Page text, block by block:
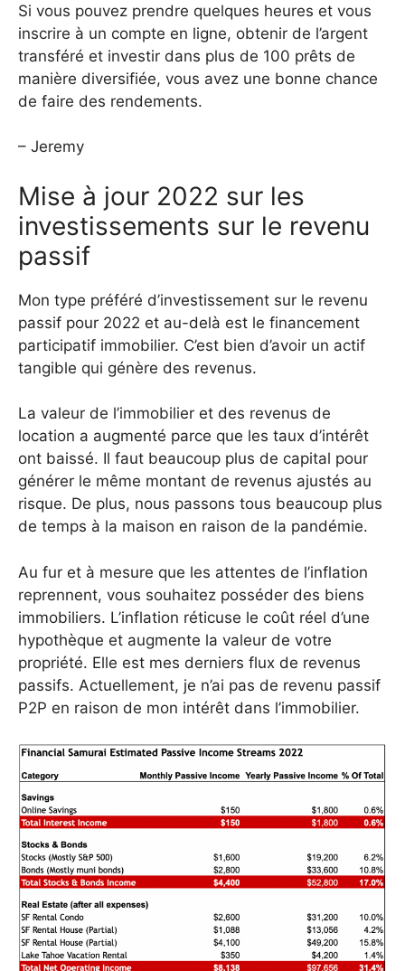
Si vous pouvez prendre quelques heures et vous
inscrire à un compte en ligne, obtenir de l’argent
transféré et investir dans plus de 100 prêts de
manière diversifiée, vous avez une bonne chance
de faire des rendements.
– Jeremy
Mise à jour 2022 sur les
investissements sur le revenu
passif
Mon type préféré d’investissement sur le revenu
passif pour 2022 et au-delà est le financement
participatif immobilier. C’est bien d’avoir un actif
tangible qui génère des revenus.
La valeur de l’immobilier et des revenus de
location a augmenté parce que les taux d’intérêt
ont baissé. Il faut beaucoup plus de capital pour
générer le même montant de revenus ajustés au
risque. De plus, nous passons tous beaucoup plus
de temps à la maison en raison de la pandémie.
Au fur et à mesure que les attentes de l’inflation
reprennent, vous souhaitez posséder des biens
immobiliers. L’inflation réticuse le coût réel d’une
hypothèque et augmente la valeur de votre
propriété. Elle est mes derniers flux de revenus
passifs. Actuellement, je n’ai pas de revenu passif
P2P en raison de mon intérêt dans l’immobilier.